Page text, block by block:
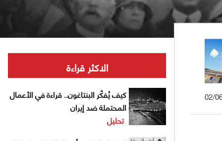
02/
الاكثر قراءة
كيف يُفكّر البنتاغون.. قراءة في الأعمال
المحتملة ضد إيران
تحليل